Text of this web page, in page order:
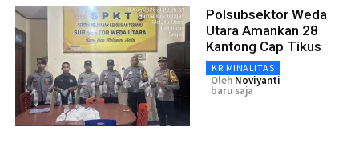
Polsubsektor Weda
Utara Amankan 28
Kantong Cap Tikus
KRIMINALITAS
Oleh Noviyanti
baru saja